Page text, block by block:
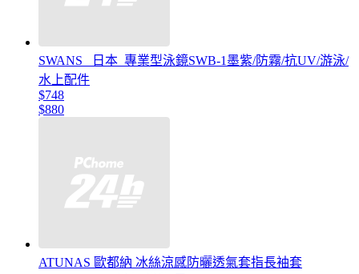
SWANS _日本_專業型泳鏡SWB-1墨紫/防霧/抗UV/游泳/
水上配件
$748
$880
ATUNAS 歐都納 冰絲涼感防曬透氣套指長袖套